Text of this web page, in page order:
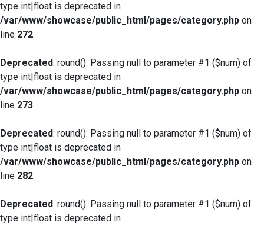
type int|float is deprecated in
/var/www/showcase/public_html/pages/category.php on
line 272
Deprecated: round(): Passing null to parameter #1 ($num) of
type int|float is deprecated in
/var/www/showcase/public_html/pages/category.php on
line 273
Deprecated: round(): Passing null to parameter #1 ($num) of
type int|float is deprecated in
/var/www/showcase/public_html/pages/category.php on
line 282
Deprecated: round(): Passing null to parameter #1 ($num) of
type int|float is deprecated in